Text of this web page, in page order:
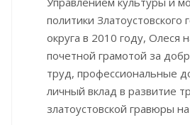
политики Златоустовского
округа в 2010 году, Олеся
почетной грамотой за
труд, профессиональные
личный вклад в развитие
златоустовской гравюры на